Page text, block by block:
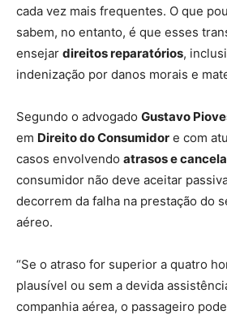
cada vez mais frequentes. O que
sabem, no entanto, é que esses
ensejar direitos reparatórios,
indenização por danos morais e
Segundo o advogado Gustavo
em Direito do Consumidor e com
casos envolvendo atrasos e
consumidor não deve aceitar
decorrem da falha na prestação do
aéreo.
“Se o atraso for superior a quatro
plausível ou sem a devida
companhia aérea, o passageiro